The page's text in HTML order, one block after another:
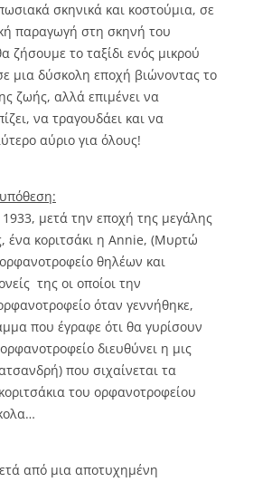
σκηνικά και κοστούμια, σε
παραγωγή στη σκηνή του
ζήσουμε το ταξίδι ενός μικρού
μια δύσκολη εποχή βιώνοντας το
ζωής, αλλά επιμένει να
να τραγουδάει και να
αύριο για όλους!
μετά την εποχή της μεγάλης
ένα κοριτσάκι η Annie, (Μυρτώ
θηλέων και
της οι οποίοι την
όταν γεννήθηκε,
που έγραφε ότι θα γυρίσουν
διευθύνει η μις
που σιχαίνεται τα
του ορφανοτροφείου
από μια αποτυχημένη